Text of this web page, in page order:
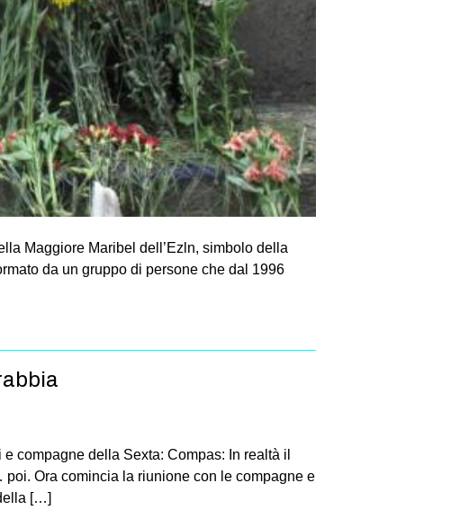
Mag­giore Mari­bel dell’Ezln, sim­bolo della
da un gruppo di per­sone che dal 1996
compagne della Sexta: Compas: In realtà il
Ora comincia la riunione con le compagne e
[…]